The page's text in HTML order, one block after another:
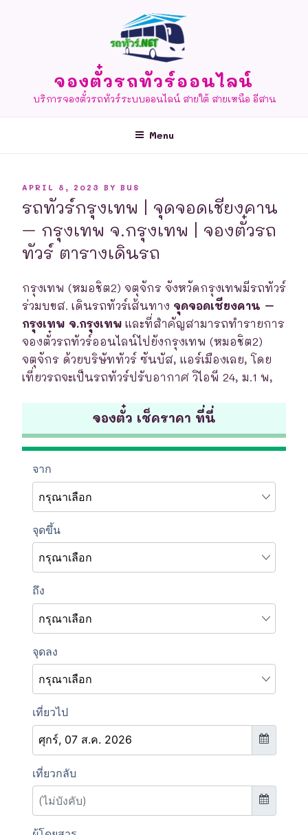
จองตั๋วรถทัวร์ออนไลน์
บริการจองตั๋วรถทัวร์ระบบออนไลน์ สายใต้ สายเหนือ อีสาน
Menu
POSTED
APRIL 8, 2023 BY BUS
รถทัวร์กรุงเทพ | จุดจอดเชียงคาน
– กรุงเทพ จ.กรุงเทพ | จองตั๋วรถ
ทัวร์ ตารางเดินรถ
กรุงเทพ (หมอชิต2) จตุจักร จังหวัดกรุงเทพมีรถทัวร์
ร่วมบขส. เดินรถทัวร์เส้นทาง จุดจอดเชียงคาน –
กรุงเทพ จ.กรุงเทพ และที่สำคัญสามารถทำรายการ
จองตั๋วรถทัวร์ออนไลน์ไปยังกรุงเทพ (หมอชิต2)
จตุจักร ด้วยบริษัททัวร์ ซันบัส, แอร์เมืองเลย, โดย
เที่ยวรถจะเป็นรถทัวร์ปรับอากาศ วิไอพี 24, ม.1 พ,
จองตั๋ว เช็คราคา ที่นี่